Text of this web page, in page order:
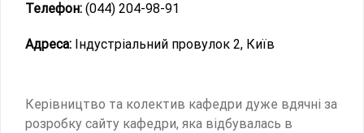
Телефон: (044) 204-98-91
Адреса: Індустріальний провулок 2, Київ
Керівництво та колектив кафедри дуже вдячні за
розробку сайту кафедри, яка відбувалась в